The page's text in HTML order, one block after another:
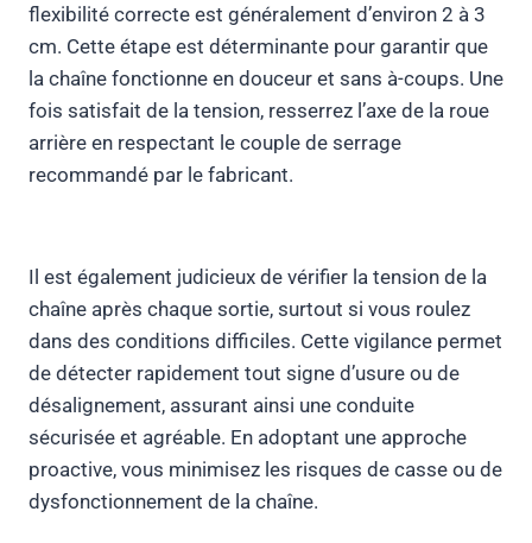
flexibilité correcte est généralement d’environ 2 à 3
cm. Cette étape est déterminante pour garantir que
la chaîne fonctionne en douceur et sans à-coups. Une
fois satisfait de la tension, resserrez l’axe de la roue
arrière en respectant le couple de serrage
recommandé par le fabricant.
Il est également judicieux de vérifier la tension de la
chaîne après chaque sortie, surtout si vous roulez
dans des conditions difficiles. Cette vigilance permet
de détecter rapidement tout signe d’usure ou de
désalignement, assurant ainsi une conduite
sécurisée et agréable. En adoptant une approche
proactive, vous minimisez les risques de casse ou de
dysfonctionnement de la chaîne.